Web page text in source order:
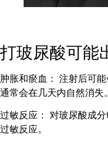
打玻尿酸可能
肿胀和瘀血： 注射后可
通常会在几天内自然消失。
过敏反应： 对玻尿酸成
过敏反应。